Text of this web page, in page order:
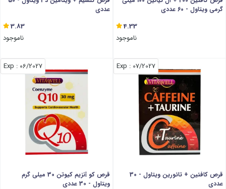
گرمی ویتاول - 60 عددی
4.33
ناموجود
عددی
3.83
ناموجود
07/2027
: Exp
قرص کافئین + تائورین ویتاول - 30
عددی
06/2027
: Exp
قرص کو آنزیم کیوتن 30 میلی گرم
ویتاول - 30 عددی